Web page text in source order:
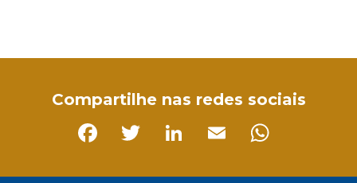
Compartilhe nas redes sociais